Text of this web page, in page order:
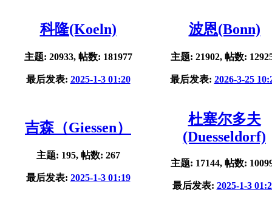
科隆(Koeln)
主题: 20933, 帖数: 181977
最后发表: 2025-1-3 01:20
波恩(Bonn)
主题: 21902, 帖数:
最后发表: 2026-3-25
吉森（Giessen）
主题: 195, 帖数: 267
最后发表: 2025-1-3 01:19
杜塞尔多夫
(Duesseldorf)
主题: 17144, 帖数:
最后发表: 2025-1-3